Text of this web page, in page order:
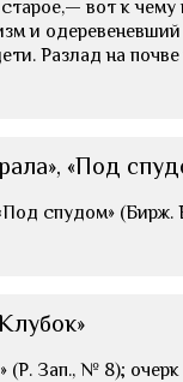
вот к
и
Разлад на почве
«Под
спудом» (Бирж.
Зап., № 8); очерк